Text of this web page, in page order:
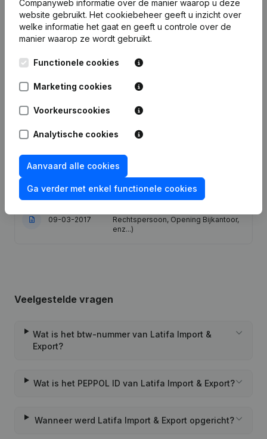
Datum Publicatie
16-11-2020
Maatschappelijke Zetel -
Ontslagnemingen - Benoemingen -
29-01-2019
Maatschappelijke Zetel - Adressen
Maatschappelijke Zetel - Adressen
Anders Dan Maatschappelijke Zetel
09-03-2017
Rechtspersoon, Opening Bijkantoor,
enz...)
Veelgestelde vragen
Wat is het btw-nummer van Latifa Import &
Export?
Wat is het PEPPOL ID van Latifa Import & Export?
Wanneer werd Latifa Import & Export opgericht?
Companyweb informatie over de manier waarop u deze
website gebruikt. Het cookiebeheer geeft u inzicht over
welke informatie het gaat en geeft u controle over de
manier waarop ze wordt gebruikt.
Functionele cookies
Marketing cookies
Voorkeurscookies
Analytische cookies
Aanvaard alle cookies
Ga verder met enkel functionele cookies